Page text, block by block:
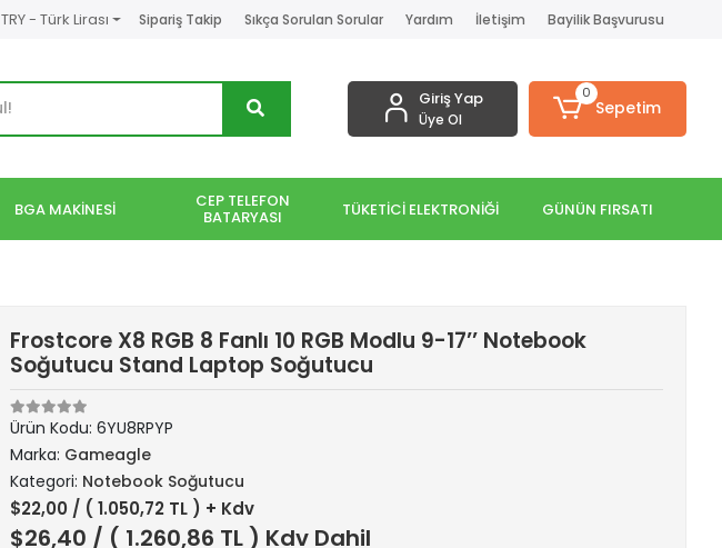
TRY - Türk Lirası Sipariş Takip Sıkça Sorulan Sorular Yardım İletişim Bayilik Başvurusu
Giriş Yap
Üye Ol
0
Sepetim
BGA MAKİNESİ CEP TELEFON
BATARYASI TÜKETİCİ ELEKTRONİĞİ GÜNÜN FIRSATI
Frostcore X8 RGB 8 Fanlı 10 RGB Modlu 9-17’’ Notebook
Soğutucu Stand Laptop Soğutucu
Ürün Kodu: 6YU8RPYP
Marka: Gameagle
Kategori: Notebook Soğutucu
$22,00 / ( 1.050,72 TL ) + Kdv
$26,40 / ( 1.260,86 TL ) Kdv Dahil